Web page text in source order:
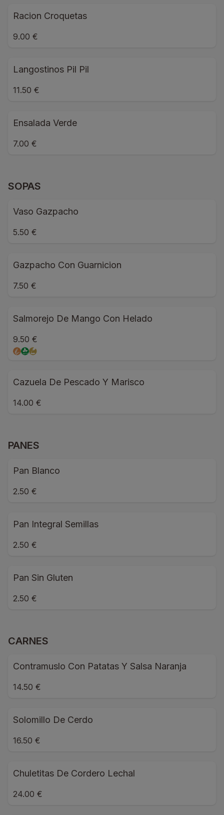
Racion Croquetas
9.00 €
Langostinos Pil Pil
11.50 €
Ensalada Verde
7.00 €
SOPAS
Vaso Gazpacho
5.50 €
Gazpacho Con Guarnicion
7.50 €
Salmorejo De Mango Con Helado
9.50 €
Cazuela De Pescado Y Marisco
14.00 €
PANES
Pan Blanco
2.50 €
Pan Integral Semillas
2.50 €
Pan Sin Gluten
2.50 €
CARNES
Contramuslo Con Patatas Y Salsa Naranja
14.50 €
Solomillo De Cerdo
16.50 €
Chuletitas De Cordero Lechal
24.00 €